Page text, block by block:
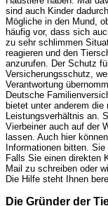
sind auch Kinder
Mögliche in den Mund,
häufig vor, dass sich
zu sehr schlimmen
reagieren und den
anzurufen. Der Schutz
Versicherungsschutz,
Verantwortung
Deutsche
bietet unter anderem
Leistungsverhältnis an.
Vierbeiner auch auf der
lassen. Auch hier
Informationen bitten.
Falls Sie einen direkten
Mail zu schreiben oder
Die Hilfe steht Ihnen
Die Gründer der